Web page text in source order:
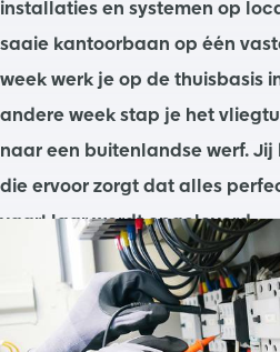
installaties en systemen op
saaie kantoorbaan op één
week werk je op de thuisbasis
andere week stap je het
naar een buitenlandse werf.
die ervoor zorgt dat alles
vaarklaar wordt opgeleverd.